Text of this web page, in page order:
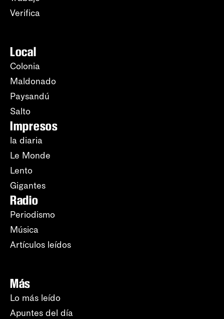
Verifica
Local
Colonia
Maldonado
Paysandú
Salto
Impresos
la diaria
Le Monde
Lento
Gigantes
Radio
Periodismo
Música
Artículos leídos
Más
Lo más leído
Apuntes del día